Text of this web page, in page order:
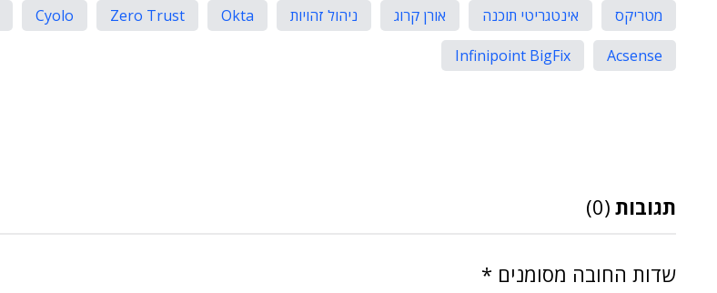
מטריקס אינטגריטי תוכנה אורן קרוג ניהול זהויות Okta
Zero Trust
Cyolo
Acsense
Infinipoint BigFix
תגובות (0)
שדות החובה מסומנים *